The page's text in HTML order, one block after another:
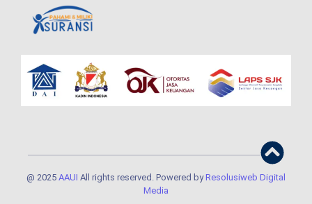
@ 2025 AAUI All rights reserved. Powered byResolusiweb Digital
Media